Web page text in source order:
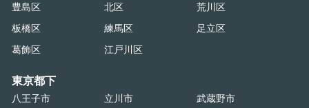
豊島区
北区
荒川区
板橋区
練馬区
足立区
葛飾区
江戸川区
東京都下
八王子市 立川市
武蔵野市